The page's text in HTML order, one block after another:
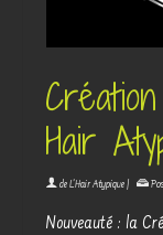
Hair
deL'Hair Atypique|
Nouveauté : la